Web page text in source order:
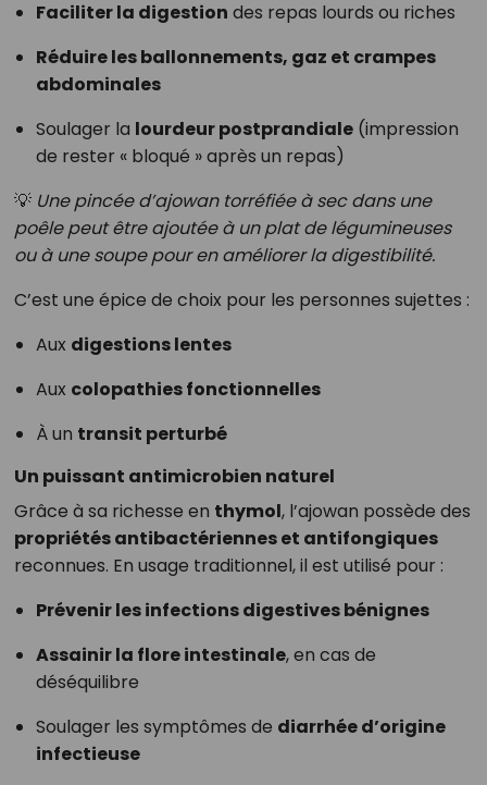
Faciliter la digestion des repas lourds ou riches
Réduire les ballonnements, gaz et crampes
abdominales
Soulager la lourdeur postprandiale(impression
de rester « bloqué » après un repas)
💡 Une pincée d’ajowan torréfiée à sec dans une
poêle peut être ajoutée à un plat de légumineuses
ou à une soupe pour en améliorer la digestibilité.
C’est une épice de choix pour les personnes sujettes :
Aux digestions lentes
Aux colopathies fonctionnelles
À un transit perturbé
Un puissant antimicrobien naturel
Grâce à sa richesse en thymol, l’ajowan possède des
propriétés antibactériennes et antifongiques
reconnues. En usage traditionnel, il est utilisé pour :
Prévenir les infections digestives bénignes
Assainir la flore intestinale, en cas de
déséquilibre
Soulager les symptômes de diarrhée d’origine
infectieuse